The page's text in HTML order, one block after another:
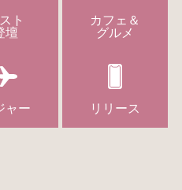
ト
壇
カフェ＆
グルメ
ャー リリース